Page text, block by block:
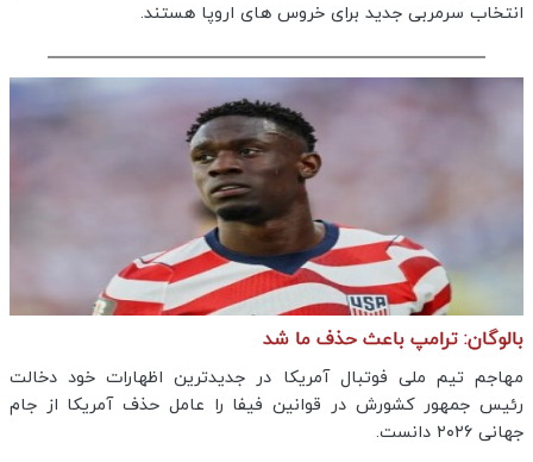
انتخاب سرمربی جدید برای خروس های اروپا هستند.
بالوگان: ترامپ باعث حذف ما شد
مهاجم تیم ملی فوتبال آمریکا در جدیدترین اظهارات خود دخالت
رئیس جمهور کشورش در قوانین فیفا را عامل حذف آمریکا از جام
جهانی ۲۰۲۶ دانست.